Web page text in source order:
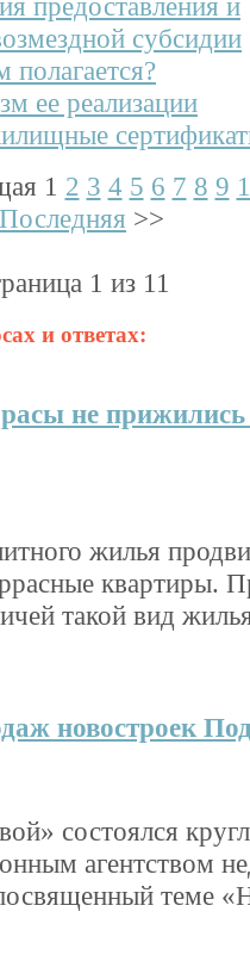
субсидии
ее реализации
1 2 3 4 5 6 7 8 9
Последняя >>
1 из 11
и ответах:
не
жилья
квартиры.
такой вид
новостроек
состоялся
агентством
теме